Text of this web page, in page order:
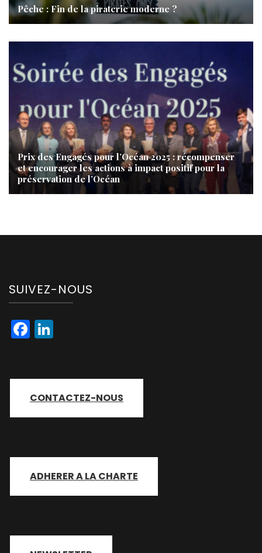
Pêche : Fin de la piraterie moderne ?
Prix des Engagés pour l’Océan 2025 : récompenser
et encourager les actions à impact positif pour la
préservation de l’Océan
SUIVEZ-NOUS
Facebook
CONTACTEZ-NOUS
ADHERER A LA CHARTE